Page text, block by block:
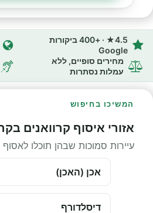
4.5★ · +400 ביקורות
Google
מחירים סופיים, ללא
עמלות נסתרות
המשיכו בחיפוש
אזורי איסוף קרוואנים
עיירות סמוכות שבהן תוכלו לאסוף
אכן (האכן)
דיסלדורף